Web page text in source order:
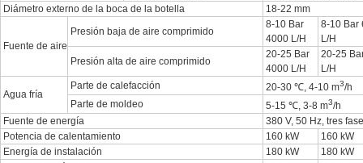
Diámetro externo de la boca de la botella
18-22 mm
Fuente de aire
Presión baja de aire comprimido
8-10 Bar
4000 L/H
8-10 Bar
L/H
Presión alta de aire comprimido
20-25 Bar
4000 L/H
20-25
L/H
Agua fría
Parte de calefacción 20-30 ℃, 4-10 m3/h
Parte de moldeo
5-15 ℃, 3-8 m3/h
Fuente de energía
380 V, 50 Hz, tres
Potencia de calentamiento
160 kW
160 kW
Energía de instalación
180 kW
180 kW